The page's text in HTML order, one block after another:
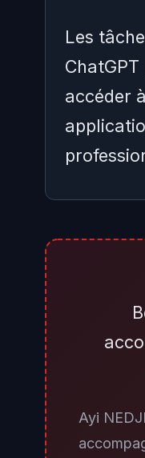
Les
accéder
peuvent
officiels,
et envoyer
Ayi